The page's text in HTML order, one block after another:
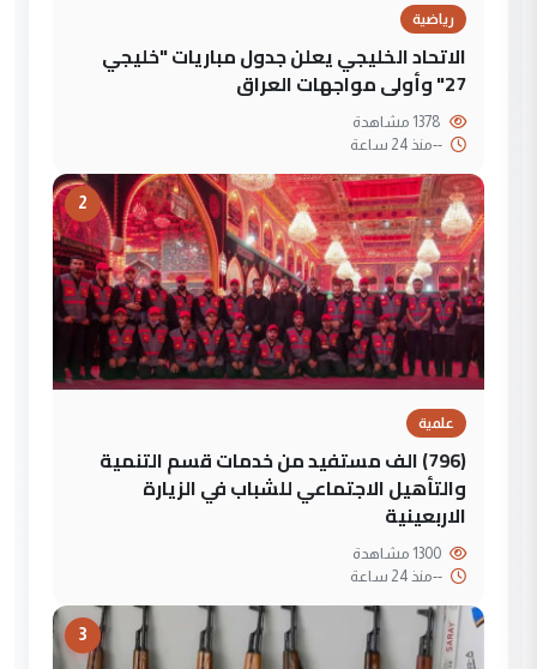
رياضية
الاتحاد الخليجي يعلن جدول مباريات "خليجي
27" وأولى مواجهات العراق
--منذ 24 ساعة
2
علمية
(796) الف مستفيد من خدمات قسم التنمية
والتأهيل الاجتماعي للشباب في الزيارة
الاربعينية
--منذ 24 ساعة
3